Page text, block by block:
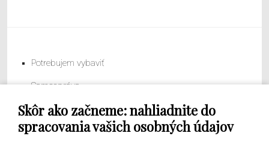
Skôr ako začneme: nahliadnite do
spracovania vašich osobných údajov
Potrebujem vybaviť
Samospráva
Obecný úrad